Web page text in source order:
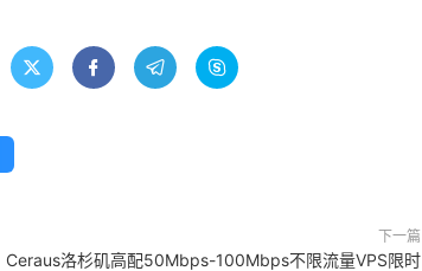
   
下一篇
Ceraus洛杉矶高配50Mbps-100Mbps不限流量VPS限时